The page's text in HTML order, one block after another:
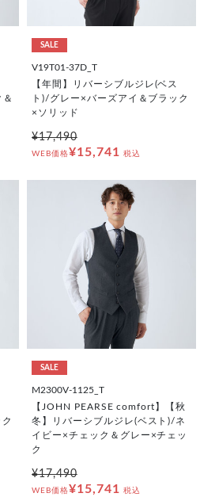
SALE
V19T01-37D_T
【年間】リバーシブルジレ(ベス
ト)/グレー×バーズアイ＆ブラック
×ソリッド
¥17,490
WEB価格¥15,741 税込
SALE
M2300V-1125_T
【JOHN PEARSE comfort】【秋
冬】リバーシブルジレ(ベスト)/ネ
イビー×チェック＆グレー×チェッ
ク
¥17,490
WEB価格¥15,741 税込